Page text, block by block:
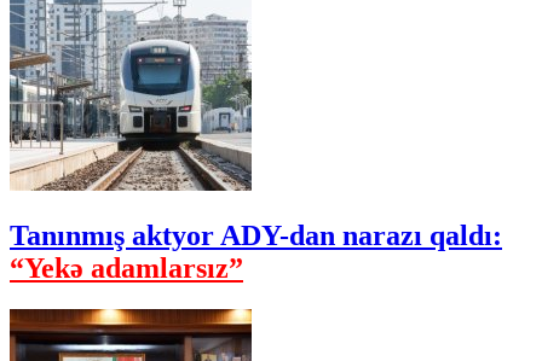
Tanınmış aktyor ADY-dan narazı qaldı:
“Yekə adamlarsız”